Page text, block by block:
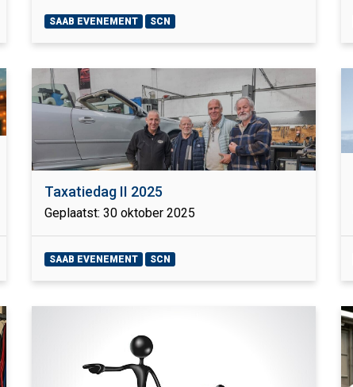
SAAB EVENEMENT SCN
Taxatiedag II 2025
Geplaatst: 30 oktober 2025
SAAB EVENEMENT SCN